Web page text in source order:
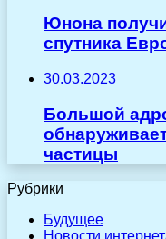
Юнона
спутника
30.03.2023
Большой
частицы
Рубрики
Будущее